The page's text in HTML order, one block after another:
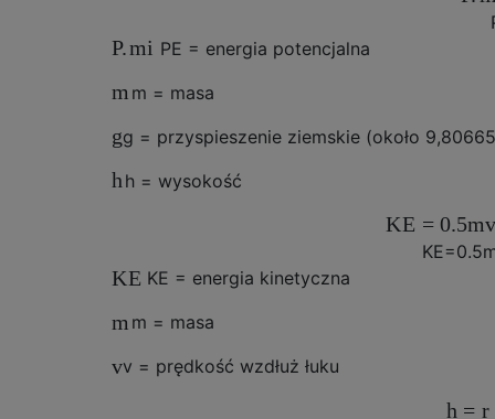
P.mi PE = energia potencjalna
m m = masa
gg = przyspieszenie ziemskie (około
h h = wysokość
KE = 0.5m
KE=0.5
KE KE = energia kinetyczna
m m = masa
vv = prędkość wzdłuż łuku
h = r